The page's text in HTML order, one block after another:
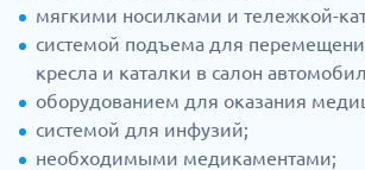
мягкими носилками и тележкой-
системой подъема для
кресла и каталки в салон
оборудованием для оказания
системой для инфузий;
необходимыми медикаментами;